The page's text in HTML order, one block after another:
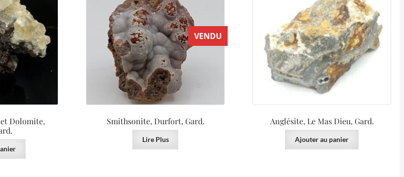
Dolomite,
VENDU
Smithsonite, Durfort, Gard.
Lire Plus
Anglésite, Le Mas Dieu, Gard.
Ajouter au panier